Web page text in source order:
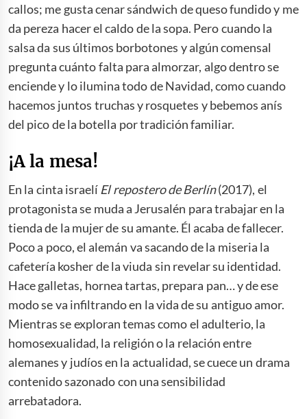
callos; me gusta cenar sándwich de queso fundido y me
da pereza hacer el caldo de la sopa. Pero cuando la
salsa da sus últimos borbotones y algún comensal
pregunta cuánto falta para almorzar, algo dentro se
enciende y lo ilumina todo de Navidad, como cuando
hacemos juntos truchas y rosquetes y bebemos anís
del pico de la botella por tradición familiar.
¡A la mesa!
En la cinta israelí El repostero de Berlín(2017), el
protagonista se muda a Jerusalén para trabajar en la
tienda de la mujer de su amante. Él acaba de fallecer.
Poco a poco, el alemán va sacando de la miseria la
cafetería kosher de la viuda sin revelar su identidad.
Hace galletas, hornea tartas, prepara pan… y de ese
modo se va infiltrando en la vida de su antiguo amor.
Mientras se exploran temas como el adulterio, la
homosexualidad, la religión o la relación entre
alemanes y judíos en la actualidad, se cuece un drama
contenido sazonado con una sensibilidad
arrebatadora.